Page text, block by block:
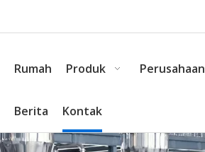
Rumah Produk Perusahaan
Berita Kontak